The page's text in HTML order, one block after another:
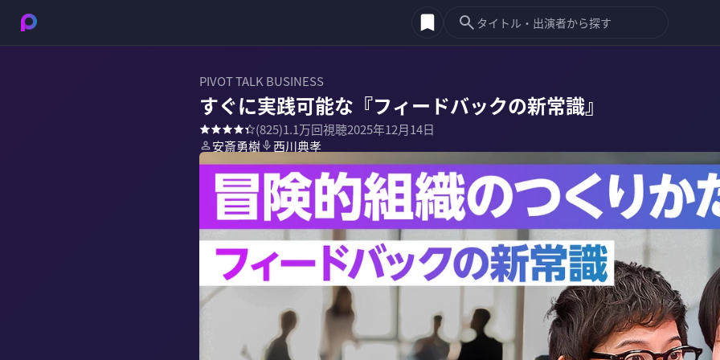
PIVOT TALK BUSINESS
すぐに実践可能な『フィードバックの新常識』
(825)1.1万回視聴2025年12月14日
安斎勇樹
西川典孝